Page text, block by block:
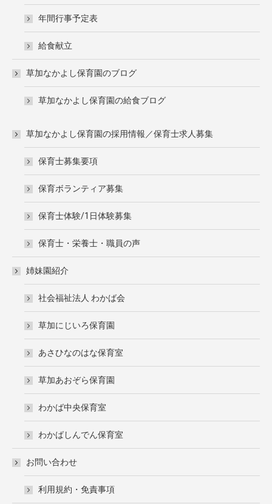
年間行事予定表
給食献立
草加なかよし保育園のブログ
草加なかよし保育園の給食ブログ
草加なかよし保育園の採用情報／保育士求人募集
保育士募集要項
保育ボランティア募集
保育士体験/1日体験募集
保育士・栄養士・職員の声
姉妹園紹介
社会福祉法人 わかば会
草加にじいろ保育園
あさひなのはな保育室
草加あおぞら保育園
わかば中央保育室
わかばしんでん保育室
お問い合わせ
利用規約・免責事項